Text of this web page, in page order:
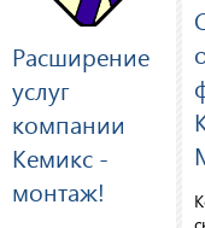
Расширение
услуг
компании
Кемикс -
монтаж!